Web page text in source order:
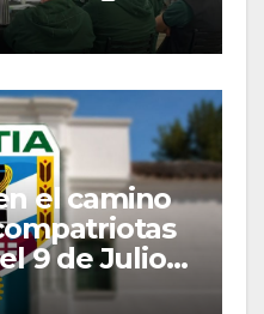
el camino
9 de Julio